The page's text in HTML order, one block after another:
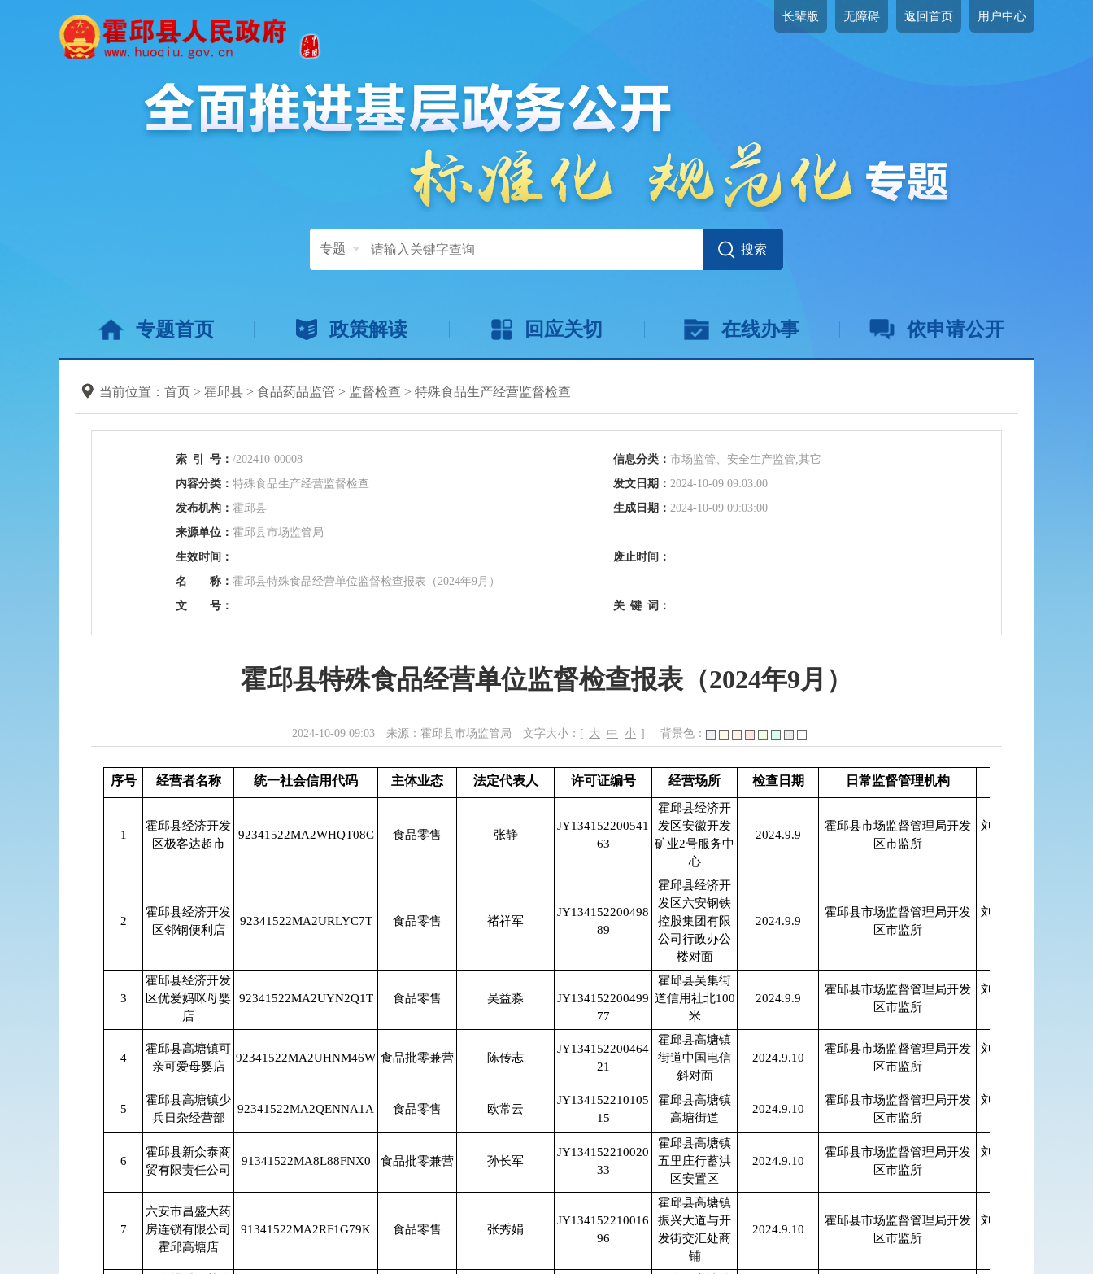
长辈版 无障碍 返回首页 用户中心
专题
专题首页 政策解读 回应关切 在线办事 依申请公开
当前位置： 首页 > 霍邱县 > 食品药品监管 > 监督检查 > 特殊食品生产经营监督检查
索 引 号： /202410-00008 信息分类： 市场监管、安全生产监管,其它
内容分类： 特殊食品生产经营监督检查 发文日期： 2024-10-09 09:03:00
发布机构： 霍邱县 生成日期： 2024-10-09 09:03:00
来源单位： 霍邱县市场监管局
生效时间：
废止时间：
名 称： 霍邱县特殊食品经营单位监督检查报表（2024年9月）
文 号：
关 键 词：
霍邱县特殊食品经营单位监督检查报表（2024年9月）
2024-10-09 09:03 来源：霍邱县市场监管局 文字大小：[ 大 中 小 ] 背景色：
序号 经营者名称 统一社会信用代码 主体业态 法定代表人 许可证编号 经营场所 检查日期 日常监督管理机构
1
霍邱县经济开发
区极客达超市
92341522MA2WHQT08C 食品零售 张静
JY134152200541
63
霍邱县经济开
发区安徽开发
矿业2号服务中
心
2024.9.9
霍邱县市场监督管理局开发
区市监所
刘保亮、张亚
2
霍邱县经济开发
区邻钢便利店
92341522MA2URLYC7T 食品零售 褚祥军
JY134152200498
89
霍邱县经济开
发区六安钢铁
控股集团有限
公司行政办公
楼对面
2024.9.9
霍邱县市场监督管理局开发
区市监所
刘保亮、张亚
3
霍邱县经济开发
区优爱妈咪母婴
店
92341522MA2UYN2Q1T 食品零售 吴益淼
JY134152200499
77
霍邱县吴集街
道信用社北100
米
2024.9.9
霍邱县市场监督管理局开发
区市监所
刘保亮、张亚
4
霍邱县高塘镇可
亲可爱母婴店
92341522MA2UHNM46W 食品批零兼营 陈传志
JY134152200464
21
霍邱县高塘镇
街道中国电信
斜对面
2024.9.10
霍邱县市场监督管理局开发
区市监所
刘保亮、张亚
5
霍邱县高塘镇少
兵日杂经营部
92341522MA2QENNA1A 食品零售 欧常云
JY134152210105
15
霍邱县高塘镇
高塘街道
2024.9.10
霍邱县市场监督管理局开发
区市监所
刘保亮、张亚
6
霍邱县新众泰商
贸有限责任公司
91341522MA8L88FNX0 食品批零兼营 孙长军
JY134152210020
33
霍邱县高塘镇
五里庄行蓄洪
区安置区
2024.9.10
霍邱县市场监督管理局开发
区市监所
刘保亮、张亚
7
六安市昌盛大药
房连锁有限公司
霍邱高塘店
91341522MA2RF1G79K 食品零售 张秀娟
JY134152210016
96
霍邱县高塘镇
振兴大道与开
发街交汇处商
铺
2024.9.10
霍邱县市场监督管理局开发
区市监所
刘保亮、张亚